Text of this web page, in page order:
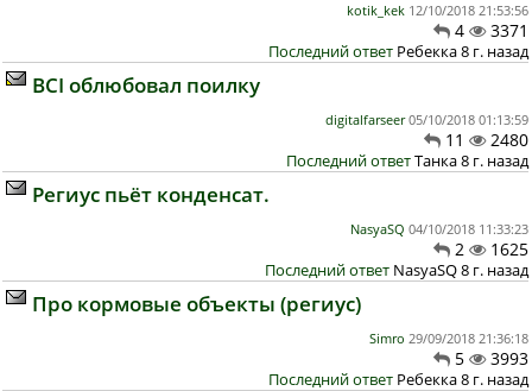
kotik_kek 12/10/2018 21:53:56
4 3371
Последний ответ Ребекка 8 г. назад
BCI облюбовал поилку
digitalfarseer 05/10/2018 01:13:59
11 2480
Последний ответТанка 8 г. назад
Региус пьёт конденсат.
NasyaSQ 04/10/2018 11:33:23
2 1625
Последний ответ NasyaSQ 8 г. назад
Про кормовые объекты (региус)
Simro 29/09/2018 21:36:18
5 3993
Последний ответ Ребекка 8 г. назад